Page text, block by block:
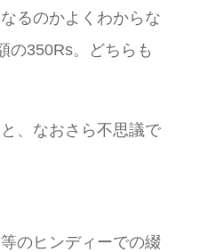
るのかよくわからな
の350Rs。どちらも
、なおさら不思議で
のヒンディーでの綴